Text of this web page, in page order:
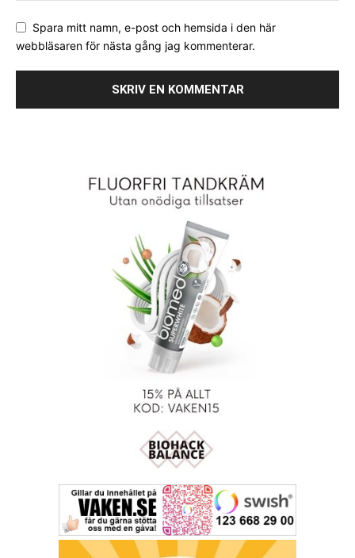
Spara mitt namn, e-post och hemsida i den här
webbläsaren för nästa gång jag kommenterar.